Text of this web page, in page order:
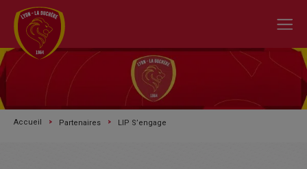
Accueil Partenaires LIP S’engage